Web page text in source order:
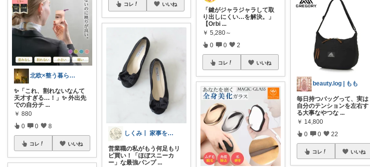
北欧×整う暮らし｜ハル
✨「これ、割れないなんて
天才すぎる…！」✨ 外出先
での自分チ ...
￥ 880
0 0 8
コレ いいね
コレ いいね
しくみ丨 家事をへらす『投資』のお買い物
営業職の私がもう何足もリ
ピ買い！「ほぼスニーカ
ー」な最強パンプ ...
「鍵がジャラジャラして取
り出しにくい…を解決。」
【Orbi ...
￥ 5,280～
0 0 2
コレ いいね
beauty.log | もも
毎日持つバッグって、実は
自分のテンションを左右す
る大事なやつな ...
￥ 14,800
0 0 22
コレ いいね